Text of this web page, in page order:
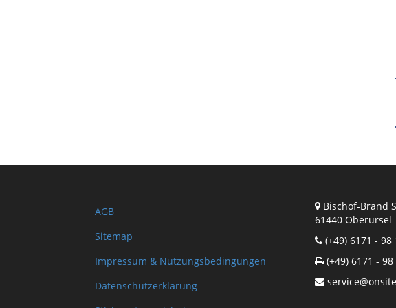
AGB
Sitemap
Impressum & Nutzungsbedingungen
Datenschutzerklärung
Bischof-Brand
61440 Oberursel
(+49) 6171 - 98
(+49) 6171 -